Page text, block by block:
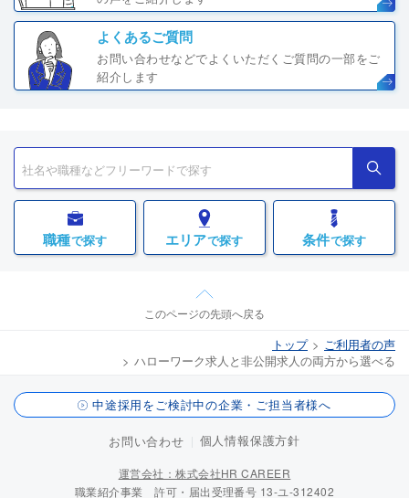
よくあるご質問
お問い合わせなどでよくいただくご質問の一部をご
紹介します
職種で探す エリアで探す 条件で探す
このページの先頭へ戻る
トップ
ご利用者の声
ハローワーク求人と非公開求人の両方から選べる
中途採用をご検討中の企業・ご担当者様へ
お問い合わせ 個人情報保護方針
運営会社：株式会社HR CAREER
職業紹介事業 許可・届出受理番号 13-ユ-312402